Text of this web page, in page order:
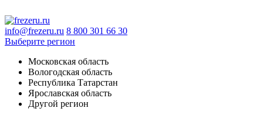
info@frezeru.ru 8 800 301 66 30
Выберите регион
Московская область
Вологодская область
Республика Татарстан
Ярославская область
Другой регион